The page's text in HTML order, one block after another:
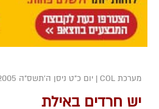
מערכת COL | יום כ"ט ניסן ה׳תשס״ה 08.05.2005
יש חרדים באילת